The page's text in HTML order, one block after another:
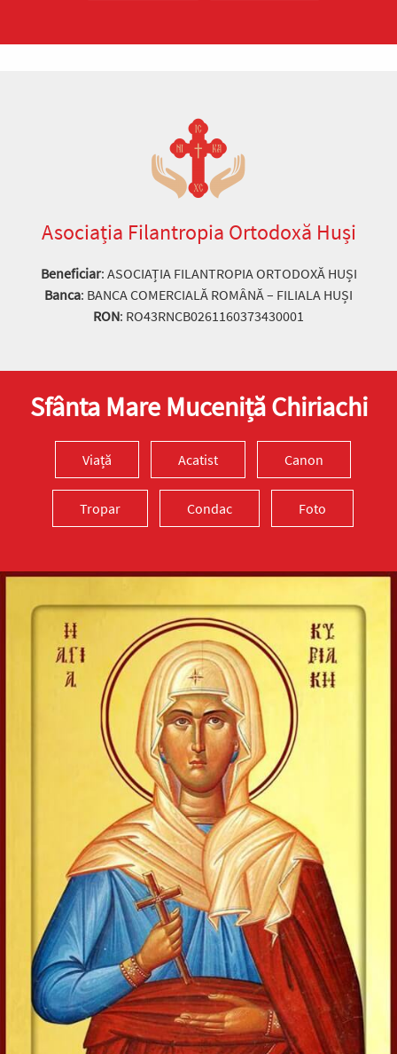
Asociația Filantropia Ortodoxă Huși
Beneficiar: ASOCIAȚIA FILANTROPIA ORTODOXĂ HUȘI
Banca: BANCA COMERCIALĂ ROMÂNĂ – FILIALA HUȘI
RON: RO43RNCB0261160373430001
Sfânta Mare Muceniță Chiriachi
Viață Acatist Canon
Tropar Condac Foto